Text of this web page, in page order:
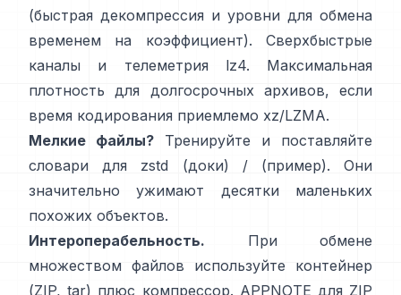
(быстрая декомпрессия и уровни для обмена
временем на коэффициент). Сверхбыстрые
каналы и телеметрия
lz4. Максимальная
плотность для долгосрочных архивов, если
время кодирования приемлемо xz/LZMA.
Мелкие файлы? Тренируйте и поставляйте
словари для zstd
(доки) / (пример). Они
значительно ужимают десятки маленьких
похожих объектов.
Интероперабельность. При обмене
множеством файлов используйте контейнер
(ZIP, tar) плюс компрессор. APPNOTE для ZIP